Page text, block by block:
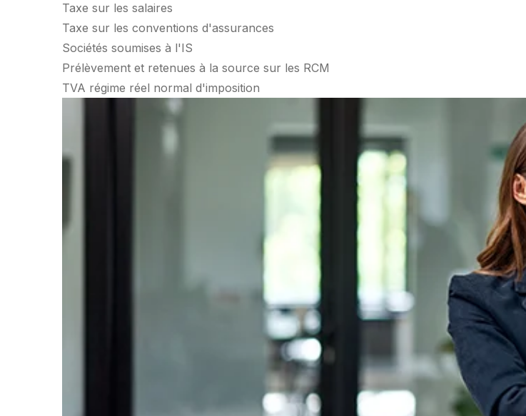
Taxe sur les salaires
Taxe sur les conventions d'assurances
Sociétés soumises à l'IS
Prélèvement et retenues à la source sur les RCM
TVA régime réel normal d'imposition